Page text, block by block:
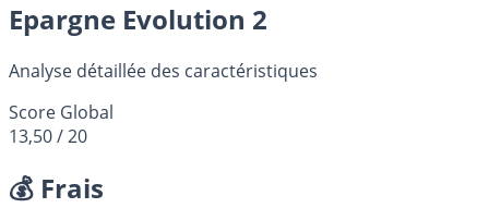
Epargne Evolution 2
Analyse détaillée des caractéristiques
Score Global
13,50/ 20
💰 Frais